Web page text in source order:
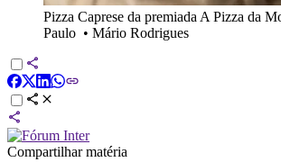
Pizza Caprese da premiada A Pizza da
Paulo • Mário Rodrigues
Compartilhar matéria